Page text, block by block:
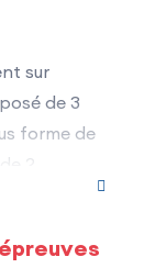
sur
de 3
forme de
2
en